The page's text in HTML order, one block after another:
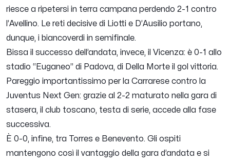
riesce a ripetersi in terra campana perdendo 2-1 contro
l’Avellino. Le reti decisive di Liotti e D’Ausilio portano,
dunque, i biancoverdi in semifinale.
Bissa il successo dell’andata, invece, il Vicenza: è 0-1 allo
stadio “Euganeo” di Padova, di Della Morte il gol vittoria.
Pareggio importantissimo per la Carrarese contro la
Juventus Next Gen: grazie al 2-2 maturato nella gara di
stasera, il club toscano, testa di serie, accede alla fase
successiva.
È 0-0, infine, tra Torres e Benevento. Gli ospiti
mantengono così il vantaggio della gara d’andata e si